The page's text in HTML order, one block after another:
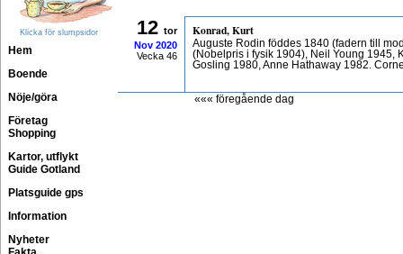
Klicka för slumpsidor
Hem
Boende
Nöje/göra
Företag
Shopping
Kartor, utflykt
Guide Gotland
Platsguide gps
Information
Nyheter
12 tor
Nov 2020
Vecka 46
Konrad, Kurt
Auguste Rodin föddes 1840 (fadern till
(Nobelpris i fysik 1904), Neil Young 1945,
Gosling 1980, Anne Hathaway 1982.
««« föregående dag